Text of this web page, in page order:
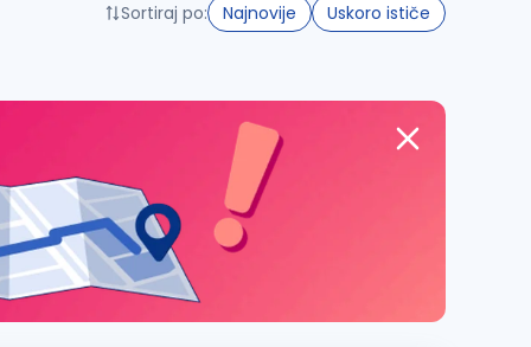
Sortiraj po: Najnovije Uskoro ističe